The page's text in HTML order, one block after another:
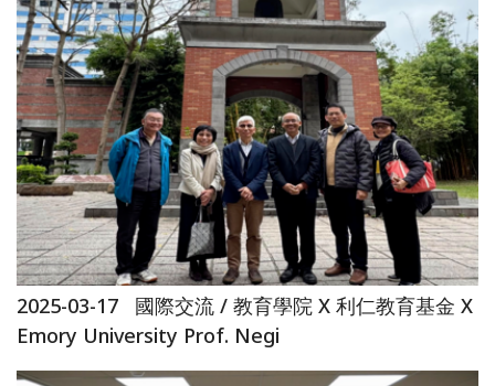
2025-03-17
國際交流 / 教育學院 X 利仁教育基金 X
Emory University Prof. Negi